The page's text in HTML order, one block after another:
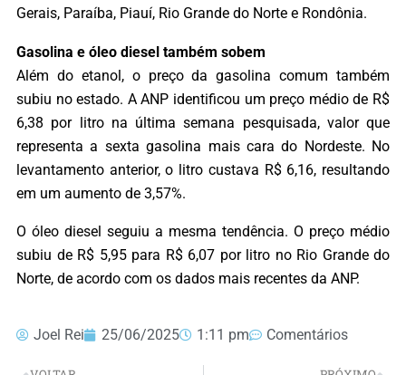
Gerais, Paraíba, Piauí, Rio Grande do Norte e Rondônia.
Gasolina e óleo diesel também sobem
Além do etanol, o preço da gasolina comum também
subiu no estado. A ANP identificou um preço médio de R$
6,38 por litro na última semana pesquisada, valor que
representa a sexta gasolina mais cara do Nordeste. No
levantamento anterior, o litro custava R$ 6,16, resultando
em um aumento de 3,57%.
O óleo diesel seguiu a mesma tendência. O preço médio
subiu de R$ 5,95 para R$ 6,07 por litro no Rio Grande do
Norte, de acordo com os dados mais recentes da ANP.
Joel Rei 25/06/2025 1:11 pm Comentários